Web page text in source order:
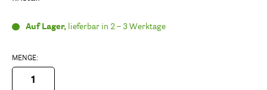
Auf Lager, lieferbar in 2 – 3 Werktage
MENGE: